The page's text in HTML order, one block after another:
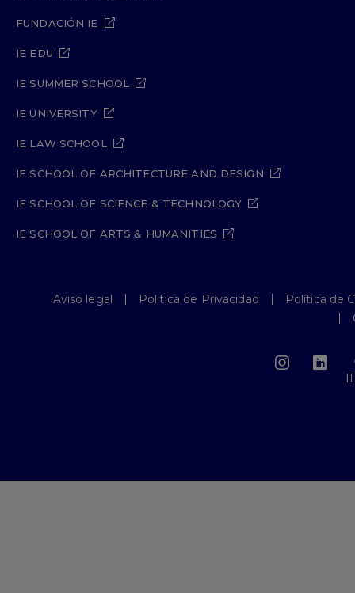
FUNDACIÓN IE
IE EDU
IE SUMMER SCHOOL
IE UNIVERSITY
IE LAW SCHOOL
IE SCHOOL OF ARCHITECTURE AND DESIGN
IE SCHOOL OF SCIENCE & TECHNOLOGY
IE SCHOOL OF ARTS & HUMANITIES
Aviso legal Política de Privacidad
Política de